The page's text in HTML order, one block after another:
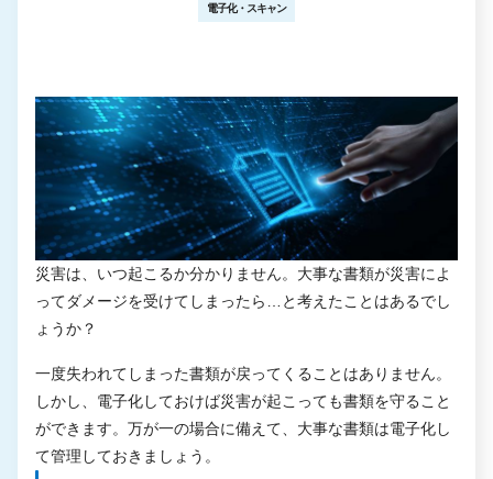
電子化・スキャン
災害は、いつ起こるか分かりません。大事な書類が災害によ
ってダメージを受けてしまったら…と考えたことはあるでし
ょうか？
一度失われてしまった書類が戻ってくることはありません。
しかし、電子化しておけば災害が起こっても書類を守ること
ができます。万が一の場合に備えて、大事な書類は電子化し
て管理しておきましょう。